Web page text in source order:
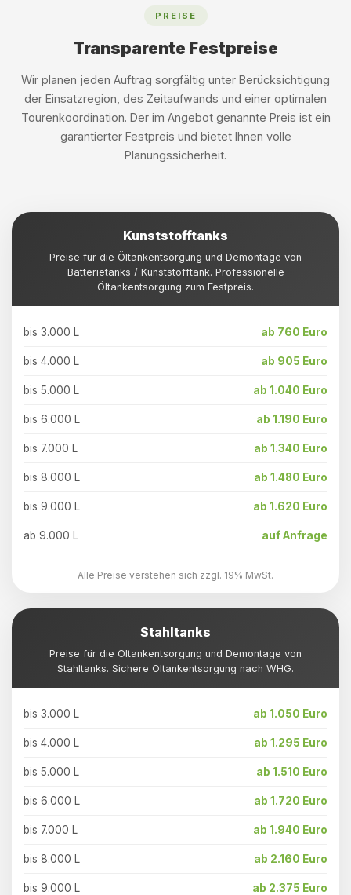
PREISE
Transparente Festpreise
Wir planen jeden Auftrag sorgfältig unter Berücksichtigung
der Einsatzregion, des Zeitaufwands und einer optimalen
Tourenkoordination. Der im Angebot genannte Preis ist ein
garantierter Festpreis und bietet Ihnen volle
Planungssicherheit.
Kunststofftanks
Preise für die Öltankentsorgung und Demontage von
Batterietanks / Kunststofftank. Professionelle
Öltankentsorgung zum Festpreis.
bis 3.000 L ab 760 Euro
bis 4.000 L ab 905 Euro
bis 5.000 L ab 1.040 Euro
bis 6.000 L ab 1.190 Euro
bis 7.000 L ab 1.340 Euro
bis 8.000 L ab 1.480 Euro
bis 9.000 L ab 1.620 Euro
ab 9.000 L auf Anfrage
Alle Preise verstehen sich zzgl. 19% MwSt.
Stahltanks
Preise für die Öltankentsorgung und Demontage von
Stahltanks. Sichere Öltankentsorgung nach WHG.
bis 3.000 L ab 1.050 Euro
bis 4.000 L ab 1.295 Euro
bis 5.000 L ab 1.510 Euro
bis 6.000 L ab 1.720 Euro
bis 7.000 L ab 1.940 Euro
bis 8.000 L ab 2.160 Euro
bis 9.000 L ab 2.375 Euro